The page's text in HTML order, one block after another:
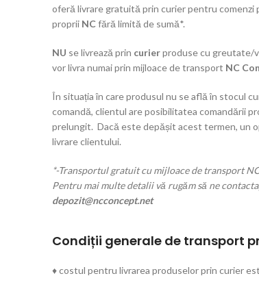
oferă livrare gratuită prin curier pentru comenzi
proprii NC fără limită de sumă*.
NU se livrează prin curierproduse cu greutate/
vor livra numai prin mijloace de transport NC
În situația în care produsul nu se află în stocul
comandă, clientul are posibilitatea comandării
prelungit. Dacă este depășit acest termen, un
livrare clientului.
*-Transportul gratuit cu mijloace de transport
Pentru mai multe detalii vă rugăm să ne
depozit@ncconcept.net
Condiții generale de transport
♦ costul pentru livrarea produselor prin curier